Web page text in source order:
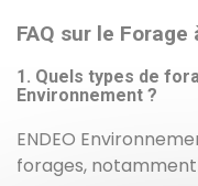
FAQ sur le
1. Quels types de
Environnement ?
ENDEO
forages, notamment